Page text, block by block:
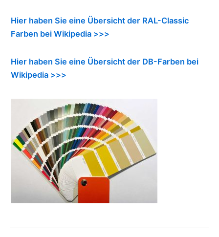
Hier haben Sie eine Übersicht der RAL-Classic
Farben bei Wikipedia >>>
Hier haben Sie eine Übersicht der DB-Farben bei
Wikipedia >>>